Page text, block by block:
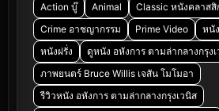
Action บู๊ Animal Classic หนังคลาสสิ
Crime อาชญากรรม
Prime Video หนั
หนังฝรั่ง
ดูหนัง อหังการ ตามล่ากลางกรุง
ภาพยนตร์ Bruce Willis เจสัน โมโมอา
รีวิวหนัง อหังการ ตามล่ากลางกรุงเวนิส